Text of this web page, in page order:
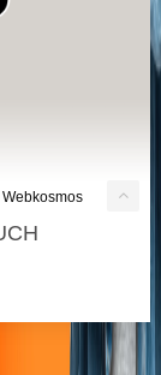
Webkosmos